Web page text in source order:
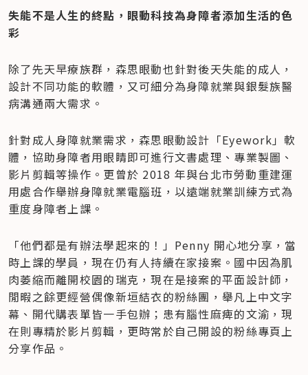
失能不是人生的終點，眼動科技為身障者添加生活的色
彩
除了先天早療族群，森思眼動也針對後天失能的成人，
設計不同功能的軟體，又可細分為身障就業與銀髮族醫
病溝通兩大需求。
針對成人身障就業需求，森思眼動設計「Eyework」軟
體，協助身障者用眼睛即可進行文書處理、專業製圖、
影片剪輯等操作。更曾於 2018 年與台北市勞動重建運
用處合作舉辦身障就業電腦班，以遠端就業訓練方式為
重度身障者上課。
「他們都是有辦法學起來的！」Penny 開心地分享，當
時上課的學員，現在仍有人持續在家接案。國中因為肌
肉萎縮而離開校園的瑞克，現在是接案的平面設計師，
閒暇之餘更經營偶像新垣結衣的粉絲團，舉凡上中文字
幕、開代購表單皆一手包辦；患有腦性麻痺的文渝，現
在則專精於影片剪輯，更時常於自己開設的粉絲專頁上
分享作品。